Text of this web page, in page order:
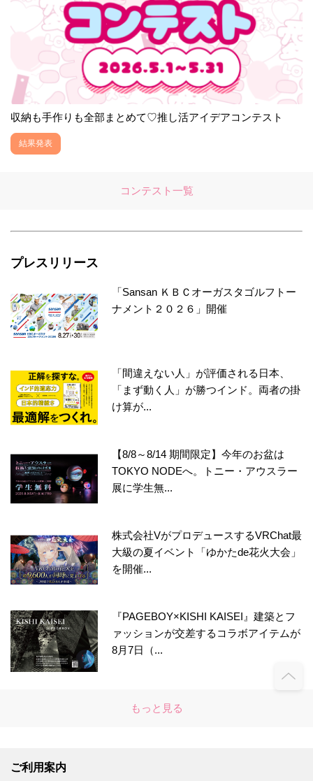
収納も手作りも全部まとめて♡推し活アイデアコンテスト
結果発表
コンテスト一覧
プレスリリース
「Sansan ＫＢＣオーガスタゴルフトー
ナメント２０２６」開催
「間違えない人」が評価される日本、
「まず動く人」が勝つインド。両者の掛
け算が...
【8/8～8/14 期間限定】今年のお盆は
TOKYO NODEへ。トニー・アウスラー
展に学生無...
株式会社VがプロデュースするVRChat最
大級の夏イベント「ゆかたde花火大会」
を開催...
『PAGEBOY×KISHI KAISEI』建築とフ
ァッションが交差するコラボアイテムが
8月7日（...
もっと見る
ご利用案内